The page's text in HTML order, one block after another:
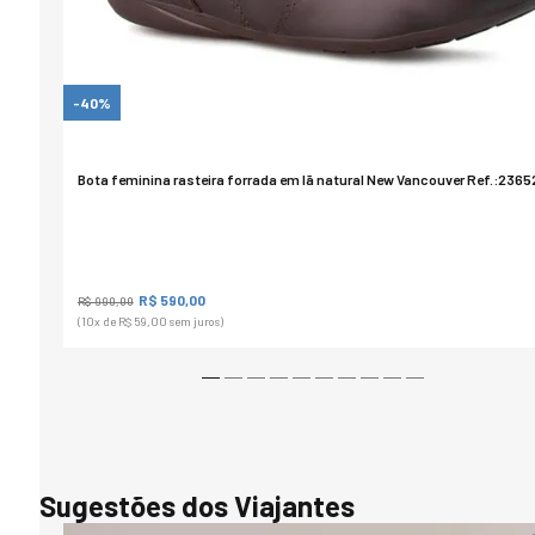
-40%
Bota feminina rasteira forrada em lã natural New Vancouver
R$ 990,00 R$ 590,00
(10x de R$ 59,00 sem juros)
Sugestões dos Viajantes